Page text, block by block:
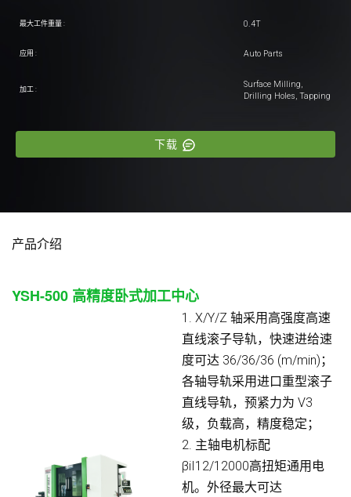
最大工件重量 : 0.4T
应用 : Auto Parts
加工 :
Surface Milling,
Drilling Holes, Tapping
下载
产品介绍
YSH-500 高精度卧式加工中心
1. X/Y/Z 轴采用高强度高速
直线滚子导轨，快速进给速
度可达 36/36/36 (m/min)；
各轴导轨采用进口重型滚子
直线导轨，预紧力为 V3
级，负载高，精度稳定；
2. 主轴电机标配
βiI12/12000高扭矩通用电
机。外径最大可达